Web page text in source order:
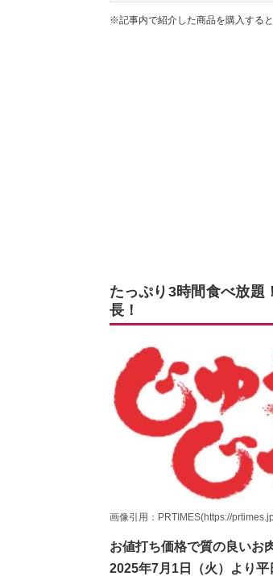
※記事内で紹介した商品を購入する
たっぷり3時間食べ放
長！
画像引用：PRTIMES(https://
お値打ち価格で質の良いお
2025年7月1日（火）より